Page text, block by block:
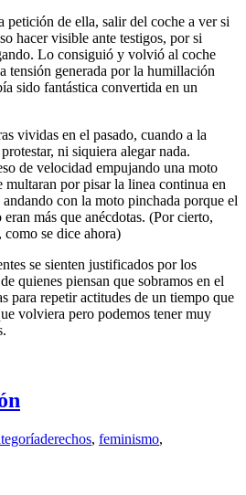
petición de ella, salir del coche a ver si
hacer visible ante testigos, por si
Lo consiguió y volvió al coche
tensión generada por la humillación
sido fantástica convertida en un
vividas en el pasado, cuando a la
ni siquiera alegar nada.
de velocidad empujando una moto
multaran por pisar la linea continua en
andando con la moto pinchada porque el
más que anécdotas. (Por cierto,
se dice ahora)
se sienten justificados por los
quienes piensan que sobramos en el
para repetir actitudes de un tiempo que
volviera pero podemos tener muy
derechos, feminismo,